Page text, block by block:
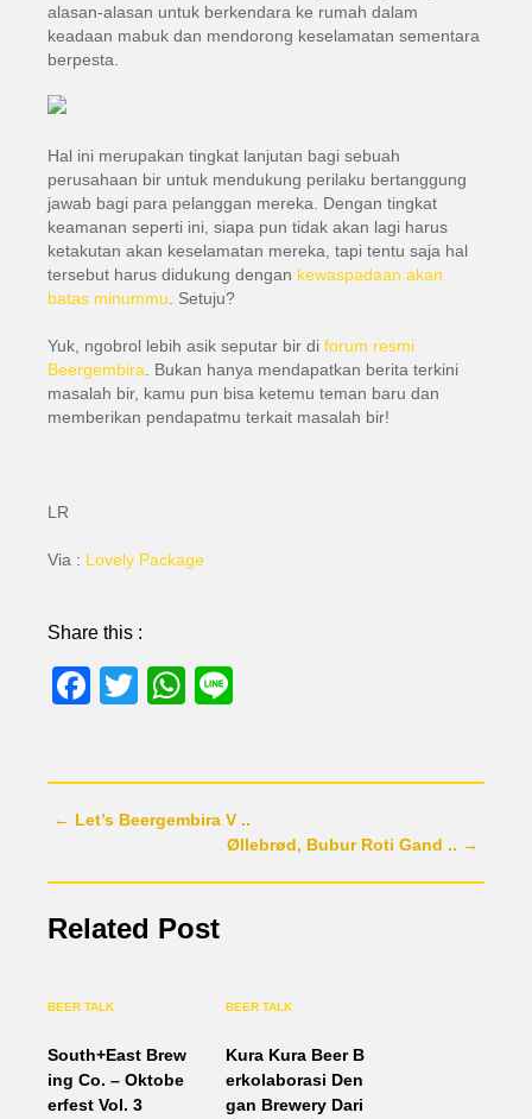
alasan-alasan untuk berkendara ke rumah dalam
keadaan mabuk dan mendorong keselamatan sementara
berpesta.
Hal ini merupakan tingkat lanjutan bagi sebuah
perusahaan bir untuk mendukung perilaku bertanggung
jawab bagi para pelanggan mereka. Dengan tingkat
keamanan seperti ini, siapa pun tidak akan lagi harus
ketakutan akan keselamatan mereka, tapi tentu saja hal
tersebut harus didukung dengan kewaspadaan akan
batas minummu. Setuju?
Yuk, ngobrol lebih asik seputar bir di forum resmi
Beergembira. Bukan hanya mendapatkan berita terkini
masalah bir, kamu pun bisa ketemu teman baru dan
memberikan pendapatmu terkait masalah bir!
LR
Via : Lovely Package
Share this :
Facebook
TwitterWhatsApp
← Let’s Beergembira V ..
Øllebrød, Bubur Roti Gand .. →
Related Post
BEER TALK
South+East Brew
ing Co. – Oktobe
erfest Vol. 3
BEER TALK
Kura Kura Beer B
erkolaborasi Den
gan Brewery Dari